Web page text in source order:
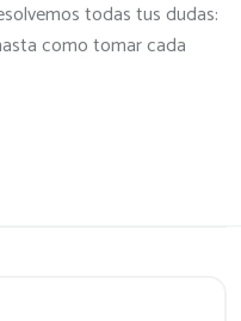
todas tus dudas:
como tomar cada